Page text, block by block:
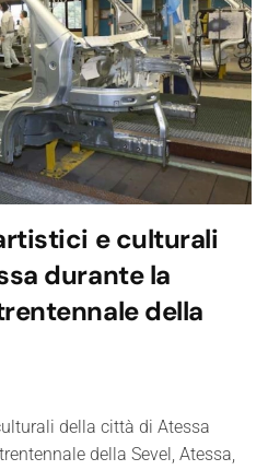
e culturali
durante la
della
della città di Atessa
della Sevel, Atessa,